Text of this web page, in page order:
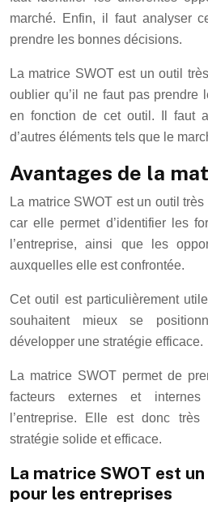
marché. Enfin, il faut analyser
prendre les bonnes décisions.
La matrice SWOT est un outil
oublier qu’il ne faut pas prendre
en fonction de cet outil. Il faut
d’autres éléments tels que le
Avantages de la
La matrice SWOT est un outil
car elle permet d’identifier les
l’entreprise, ainsi que les
auxquelles elle est confrontée.
Cet outil est particulièrement
souhaitent mieux se
développer une stratégie efficace.
La matrice SWOT permet de
facteurs externes et
l’entreprise. Elle est donc
stratégie solide et efficace.
La matrice SWOT est
pour les entreprises